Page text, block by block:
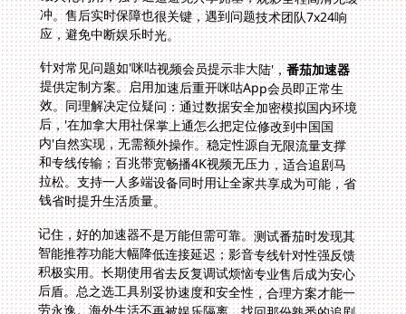
应，避免中断娱乐时光。
针对常见问题如'咪咕视频会员提示非大陆'，番茄加速器
提供定制方案。启用加速后重开咪咕App会员即正常生
效。同理解决定位疑问：通过数据安全加密模拟国内环境
后，'在加拿大用社保掌上通怎么把定位修改到中国国
内'自然实现，无需额外操作。稳定性源自无限流量支撑
和专线传输；百兆带宽畅播4K视频无压力，适合追剧马
拉松。支持一人多端设备同时用让全家共享成为可能，省
钱省时提升生活质量。
记住，好的加速器不是万能但需可靠。测试番茄时发现其
智能推荐功能大幅降低连接延迟；影音专线针对性强反馈
积极实用。长期使用省去反复调试烦恼专业售后成为安心
后盾。总之选工具别妥协速度和安全性，合理方案才能一
劳永逸。海外生活不再被娱乐隔离，找回那份熟悉的追剧